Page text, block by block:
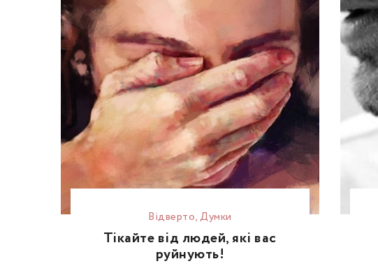
Відвертo,Думки
Тікайте від людей, які вас
руйнують!